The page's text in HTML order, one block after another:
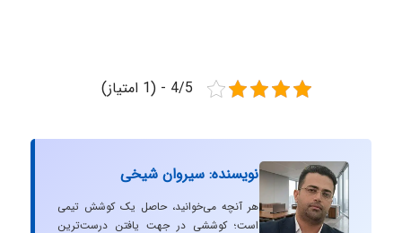
4/5 - (1 امتیاز)
نویسنده: سیروان شیخی
هر آنچه می‌خوانید، حاصل یک کوشش تیمی
است؛ کوششی در جهت یافتن درست‌ترین